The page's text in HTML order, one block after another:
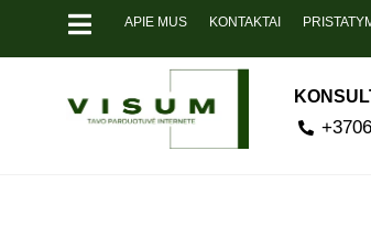
APIE MUS KONTAKTAI